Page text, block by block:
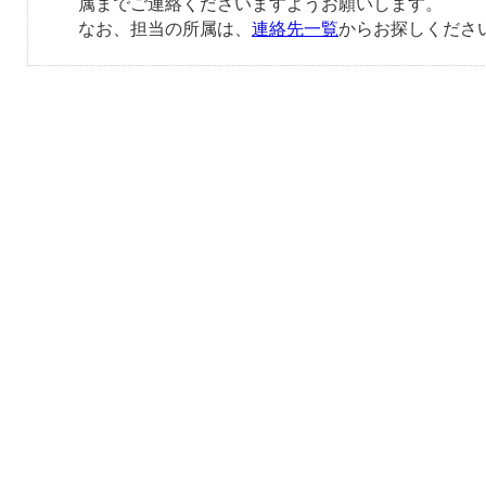
属までご連絡くださいますようお願いします。
なお、担当の所属は、 連絡先一覧からお探しくださ